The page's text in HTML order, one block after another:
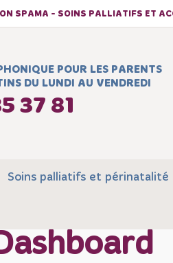
SPAMA - SOINS PALLIATIFS ET
POUR LES PARENTS
DU LUNDI AU VENDREDI
37 81
Soins palliatifs et périnatalité